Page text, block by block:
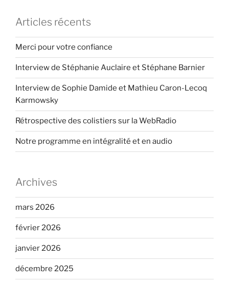
Articles récents
Merci pour votre confiance
Interview de Stéphanie Auclaire et Stéphane Barnier
Interview de Sophie Damide et Mathieu Caron-Lecoq
Karmowsky
Rétrospective des colistiers sur la WebRadio
Notre programme en intégralité et en audio
Archives
mars 2026
février 2026
janvier 2026
décembre 2025